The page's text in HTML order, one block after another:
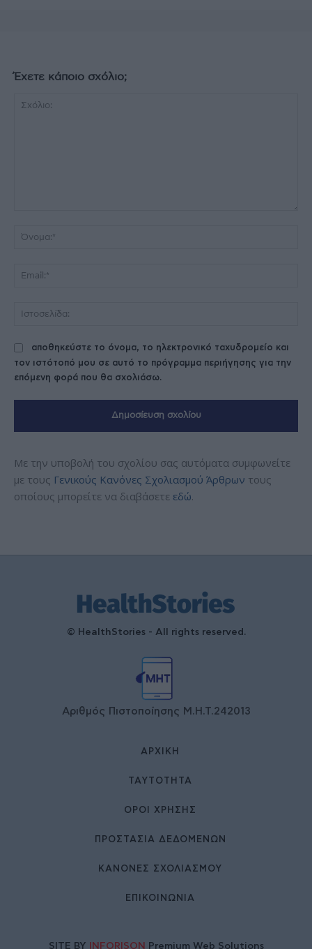
Έχετε κάποιο σχόλιο;
αποθηκεύστε το όνομα, το ηλεκτρονικό ταχυδρομείο και
τον ιστότοπό μου σε αυτό το πρόγραμμα περιήγησης για την
επόμενη φορά που θα σχολιάσω.
Με την υποβολή του σχολίου σας αυτόματα συμφωνείτε
με τους Γενικούς Κανόνες Σχολιασμού Άρθρων τους
οποίους μπορείτε να διαβάσετε εδώ.
© HealthStories - All rights reserved.
Αριθμός Πιστοποίησης Μ.Η.Τ.242013
ΑΡΧΙΚΉ
ΤΑΥΤΌΤΗΤΑ
ΌΡΟΙ ΧΡΉΣΗΣ
ΠΡΟΣΤΑΣΙΑ ΔΕΔΟΜΕΝΩΝ
ΚΑΝΟΝΕΣ ΣΧΟΛΙΑΣΜΟΥ
ΕΠΙΚΟΙΝΩΝΊΑ
SITE BY INFORISON Premium Web Solutions